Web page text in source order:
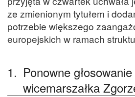
ze zmienionym tytułem i
potrzebie większego
europejskich w ramach
1. Ponowne
wicemarszałka